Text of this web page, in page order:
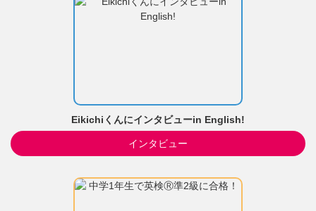
Eikichiくんにインタビューin English!
インタビュー